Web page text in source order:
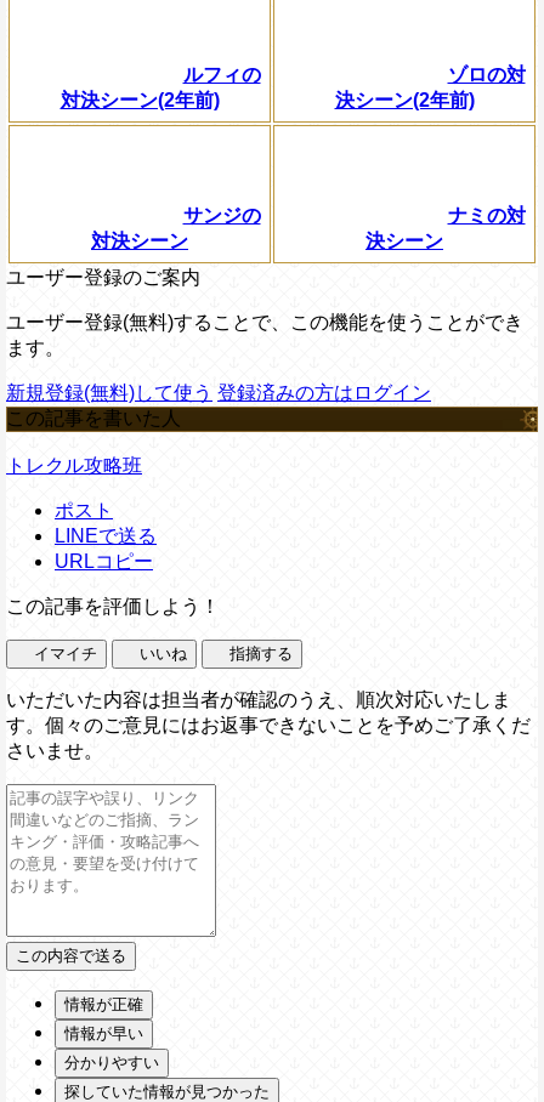
ルフィの
対決シーン(2年前)
ゾロの対
決シーン(2年前)
サンジの
対決シーン
ナミの対
決シーン
ユーザー登録のご案内
ユーザー登録(無料)することで、この機能を使うことができ
ます。
新規登録(無料)して使う 登録済みの方はログイン
この記事を書いた人
トレクル攻略班
ポスト
LINEで送る
URLコピー
この記事を評価しよう！
イマイチ いいね 指摘する
いただいた内容は担当者が確認のうえ、順次対応いたしま
す。個々のご意見にはお返事できないことを予めご了承くだ
さいませ。
情報が正確
情報が早い
分かりやすい
探していた情報が見つかった